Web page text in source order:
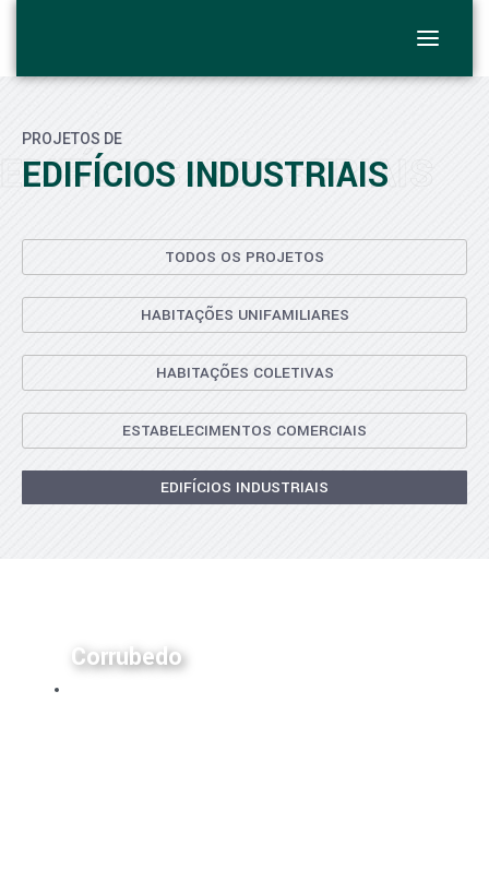
PROJETOS DE
EDIFÍCIOS INDUSTRIAIS
EDIFÍCIOS INDUSTRIAIS
TODOS OS PROJETOS
HABITAÇÕES UNIFAMILIARES
HABITAÇÕES COLETIVAS
ESTABELECIMENTOS COMERCIAIS
EDIFÍCIOS INDUSTRIAIS
Corrubedo